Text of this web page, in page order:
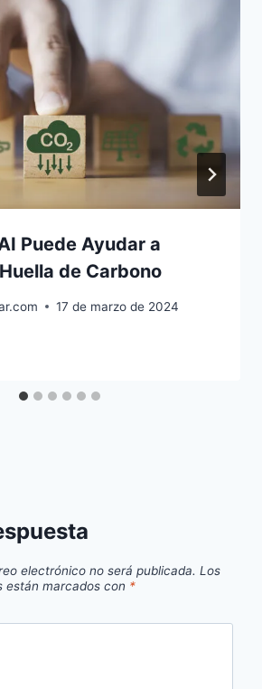
Puede Ayudar a
de Carbono
17 de marzo de 2024
electrónico no será publicada. Los
están marcados con *